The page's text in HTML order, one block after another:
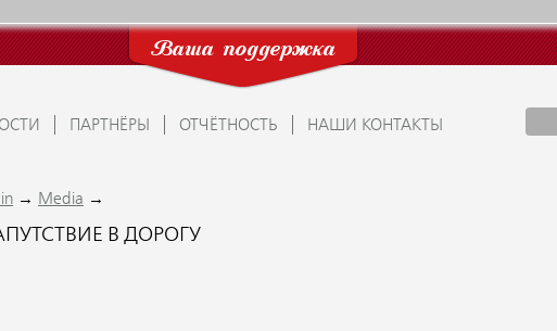
Ваша поддержка
ПАРТНЁРЫ ОТЧЁТНОСТЬ НАШИ КОНТАКТЫ
→ Media →
В ДОРОГУ